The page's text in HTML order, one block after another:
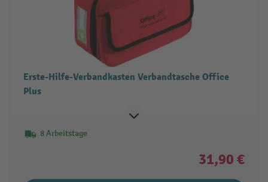
Erste-Hilfe-Verbandkasten Verbandtasche Office
Plus
8 Arbeitstage
31,90 €